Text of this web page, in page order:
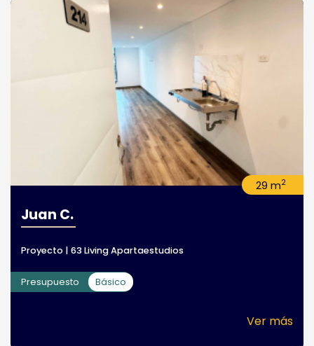
29 m2
Juan C.
Proyecto | 63 Living Apartaestudios
Presupuesto Básico
Ver más